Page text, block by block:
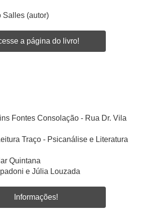
Salles (autor)
a página do livro!
Fontes Consolação - Rua Dr. Vila
Traço - Psicanálise e Literatura
Quintana
e Júlia Louzada
Informações!